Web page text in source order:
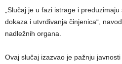
„Slučaj je u fazi istrage i
dokaza i utvrđivanja činjenica“,
nadležnih organa.
Ovaj slučaj izazvao je pažnju